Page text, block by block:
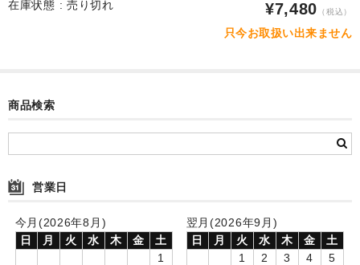
お問合せ
特商法に基づく表記
在庫状態 : 売り切れ ¥7,480 （税込）
只今お取扱い出来ません
商品検索
営業日
今月(2026年8月)
日
月 火 水 木 金
土
1
翌月(2026年9月)
日
月 火 水 木 金
土
1
2 3 4
5